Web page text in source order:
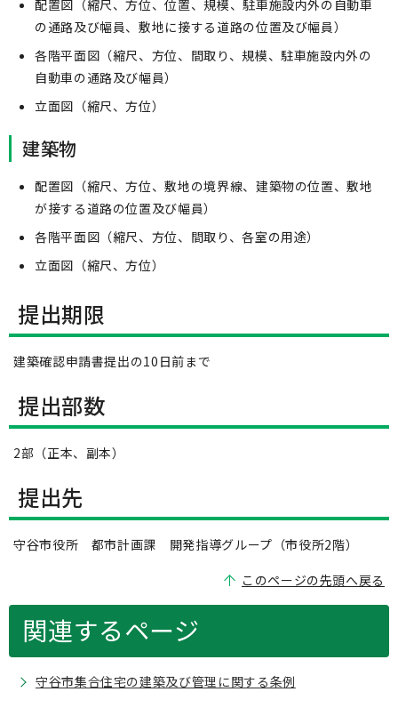
配置図（縮尺、方位、位置、規模、駐車施設内外の自動車
の通路及び幅員、敷地に接する道路の位置及び幅員）
各階平面図（縮尺、方位、間取り、規模、駐車施設内外の
自動車の通路及び幅員）
立面図（縮尺、方位）
建築物
配置図（縮尺、方位、敷地の境界線、建築物の位置、敷地
が接する道路の位置及び幅員）
各階平面図（縮尺、方位、間取り、各室の用途）
立面図（縮尺、方位）
提出期限
建築確認申請書提出の10日前まで
提出部数
2部（正本、副本）
提出先
守谷市役所 都市計画課 開発指導グループ（市役所2階）
このページの先頭へ戻る
関連するページ
守谷市集合住宅の建築及び管理に関する条例